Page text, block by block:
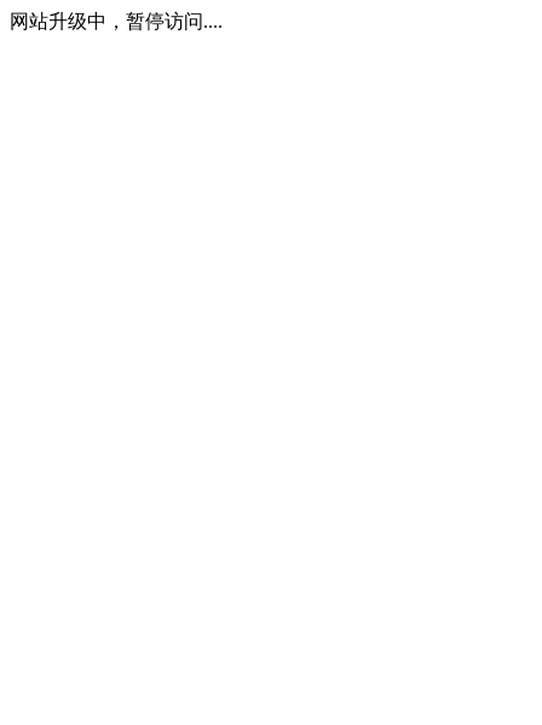
网站升级中，暂停访问....